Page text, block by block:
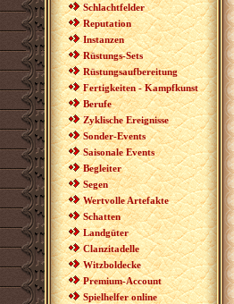
Schlachtfelder
Reputation
Instanzen
Rüstungs-Sets
Rüstungsaufbereitung
Fertigkeiten - Kampfkunst
Berufe
Zyklische Ereignisse
Sonder-Events
Saisonale Events
Begleiter
Segen
Wertvolle Artefakte
Schatten
Landgüter
Clanzitadelle
Witzboldecke
Premium-Account
Spielhelfer online